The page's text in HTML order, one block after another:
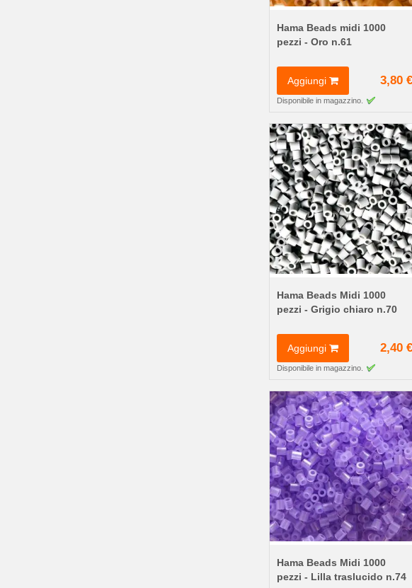
Hama Beads midi 1000
pezzi - Oro n.61
Aggiungi 3,80 €
Disponibile in magazzino.
Hama Beads Midi 1000
pezzi - Grigio chiaro n.70
Aggiungi 2,40 €
Disponibile in magazzino.
Hama Beads Midi 1000
pezzi - Lilla traslucido n.74